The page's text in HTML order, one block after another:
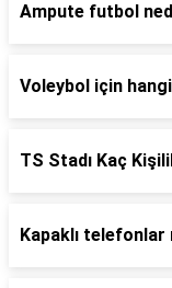
Ampute futbol
Voleybol için
TS Stadı Kaç
Kapaklı telefonlar